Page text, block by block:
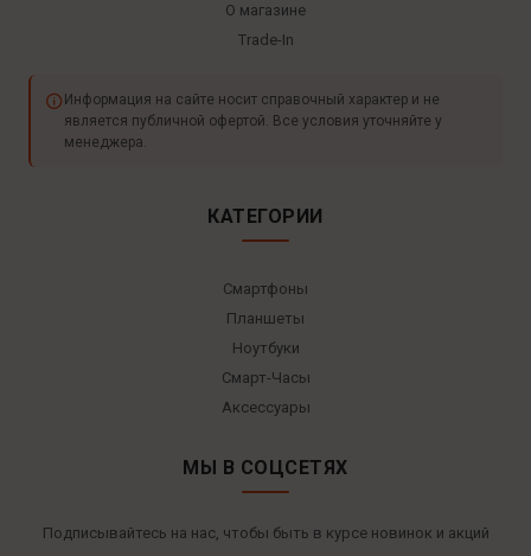
О магазине
Trade-In
Информация на сайте носит справочный характер и не
является публичной офертой. Все условия уточняйте у
менеджера.
КАТЕГОРИИ
Смартфоны
Планшеты
Ноутбуки
Смарт-Часы
Аксессуары
МЫ В СОЦСЕТЯХ
Подписывайтесь на нас, чтобы быть в курсе новинок и акций